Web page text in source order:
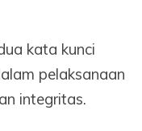
kata kunci
pelaksanaan
integritas.